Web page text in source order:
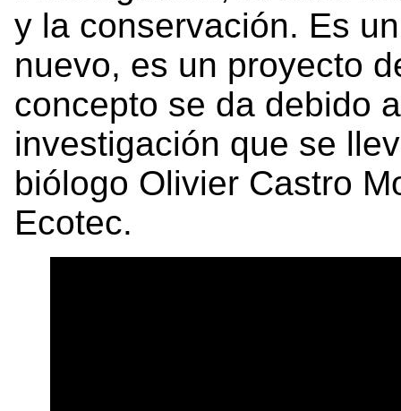
y la conservación. Es
nuevo, es un proyecto
concepto se da debido
investigación que se
biólogo Olivier Castro
Ecotec.